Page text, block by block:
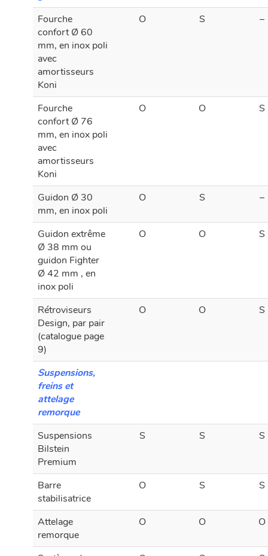
Fourche
confort Ø 60
mm, en inox poli
avec
amortisseurs
Koni
O S –
Fourche
confort Ø 76
mm, en inox poli
avec
amortisseurs
Koni
O O S
Guidon Ø 30
mm, en inox poli
O S –
Guidon extrême
Ø 38 mm ou
guidon Fighter
Ø 42 mm , en
inox poli
O O S
Rétroviseurs
Design, par pair
(catalogue page
9)
O O S
Suspensions,
freins et
attelage
remorque
Suspensions
Bilstein
Premium
S S S
Barre
stabilisatrice
O S S
Attelage
remorque
O O O